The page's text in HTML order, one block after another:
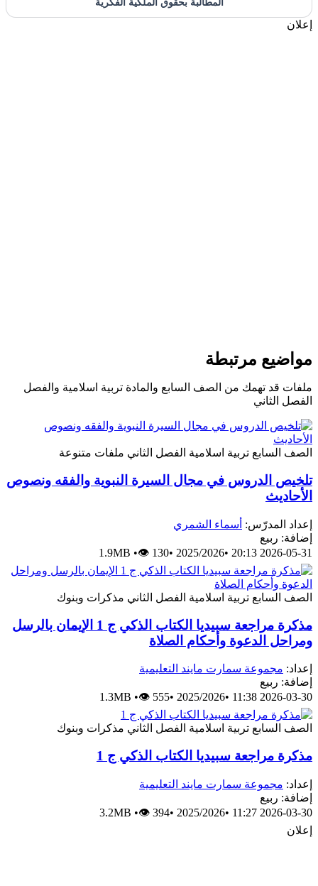
المطالبة بحقوق الملكية الفكرية
إعلان
مواضيع مرتبطة
ملفات قد تهمك من الصف السابع والمادة تربية اسلامية والفصل
الفصل الثاني
الصف السابع تربية اسلامية الفصل الثاني ملفات متنوعة
تلخيص الدروس في مجال السيرة النبوية والفقه ونصوص
الأحاديث
إعداد المدرّس: أسماء الشمري
إضافة: ربيع
2026-05-31 20:13
•
2025/2026
•
1.9MB •👁 130
الصف السابع تربية اسلامية الفصل الثاني مذكرات وبنوك
مذكرة مراجعة سبيديا الكتاب الذكي ج 1 الإيمان بالرسل
ومراحل الدعوة وأحكام الصلاة
إعداد: مجموعة سمارت مايند التعليمية
إضافة: ربيع
2026-03-30 11:38
•
2025/2026
•
1.3MB •👁 555
الصف السابع تربية اسلامية الفصل الثاني مذكرات وبنوك
مذكرة مراجعة سبيديا الكتاب الذكي ج 1
إعداد: مجموعة سمارت مايند التعليمية
إضافة: ربيع
2026-03-30 11:27
•
2025/2026
•
3.2MB •👁 394
إعلان